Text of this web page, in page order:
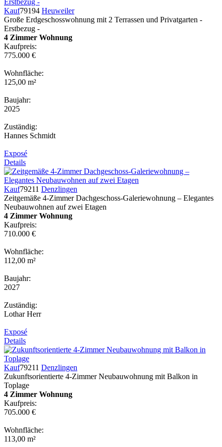
Kauf79194 Heuweiler
Große Erdgeschosswohnung mit 2 Terrassen und Privatgarten -
Erstbezug -
4 Zimmer Wohnung
Kaufpreis:
775.000 €
Wohnfläche:
125,00 m²
Baujahr:
2025
Zuständig:
Hannes Schmidt
Exposé
Details
Kauf79211 Denzlingen
Zeitgemäße 4-Zimmer Dachgeschoss-Galeriewohnung – Elegantes
Neubauwohnen auf zwei Etagen
4 Zimmer Wohnung
Kaufpreis:
710.000 €
Wohnfläche:
112,00 m²
Baujahr:
2027
Zuständig:
Lothar Herr
Exposé
Details
Kauf79211 Denzlingen
Zukunftsorientierte 4-Zimmer Neubauwohnung mit Balkon in
Toplage
4 Zimmer Wohnung
Kaufpreis:
705.000 €
Wohnfläche:
113,00 m²